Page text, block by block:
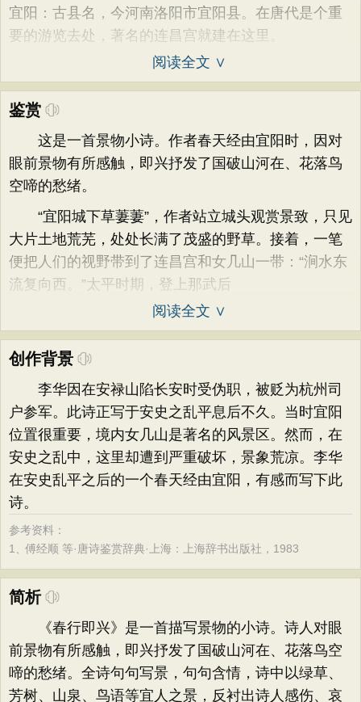
宜阳：古县名，今河南洛阳市宜阳县。在唐代是个重
要的游览去处，著名的连昌宫就建在这里。
阅读全文 ∨
鉴赏
这是一首景物小诗。作者春天经由宜阳时，因对
眼前景物有所感触，即兴抒发了国破山河在、花落鸟
空啼的愁绪。
“宜阳城下草萋萋”，作者站立城头观赏景致，只见
大片土地荒芜，处处长满了茂盛的野草。接着，一笔
便把人们的视野带到了连昌宫和女几山一带：“涧水东
流复向西。”太平时期，登上那武后
阅读全文 ∨
创作背景
李华因在安禄山陷长安时受伪职，被贬为杭州司
户参军。此诗正写于安史之乱平息后不久。当时宜阳
位置很重要，境内女几山是著名的风景区。然而，在
安史之乱中，这里却遭到严重破坏，景象荒凉。李华
在安史乱平之后的一个春天经由宜阳，有感而写下此
诗。
参考资料：
1、傅经顺 等·唐诗鉴赏辞典·上海：上海辞书出版社，1983
简析
《春行即兴》是一首描写景物的小诗。诗人对眼
前景物有所感触，即兴抒发了国破山河在、花落鸟空
啼的愁绪。全诗句句写景，句句含情，诗中以绿草、
芳树、山泉、鸟语等宜人之景，反衬出诗人感伤、哀